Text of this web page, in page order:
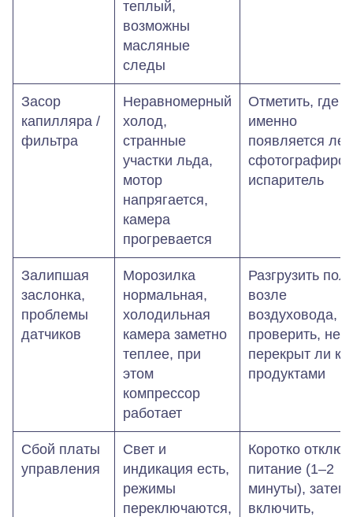
теплый,
возможны
масляные
следы
Засор
капилляра /
фильтра
Неравномерный
холод,
странные
участки льда,
мотор
напрягается,
камера
прогревается
Отметить, где
именно
появляется
испаритель
Залипшая
заслонка,
проблемы
датчиков
Морозилка
нормальная,
холодильная
камера заметно
теплее, при
этом
компрессор
работает
Разгрузить
возле
воздуховода,
проверить, не
перекрыт ли
продуктами
Сбой платы
управления
Свет и
индикация есть,
режимы
переключаются,
Коротко
питание (1–2
минуты), затем
включить,